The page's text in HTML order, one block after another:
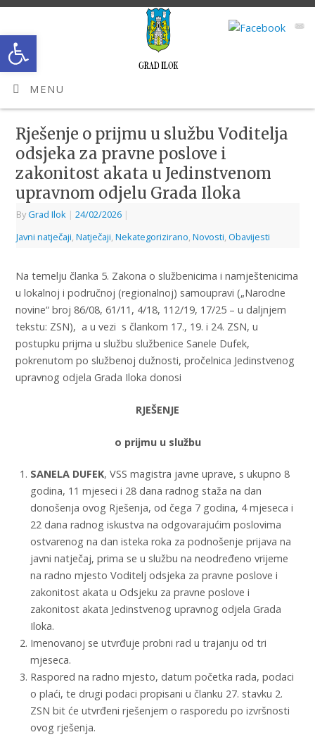
Open toolbar
MENU
Rješenje o prijmu u službu Voditelja
odsjeka za pravne poslove i
zakonitost akata u Jedinstvenom
upravnom odjelu Grada Iloka
ByGrad Ilok | 24/02/2026 |
Javni natječaji Natječaji Nekategorizirano Novosti Obavijesti
Na temelju članka 5. Zakona o službenicima i namještenicima
u lokalnoj i područnoj (regionalnoj) samoupravi („Narodne
novine“ broj 86/08, 61/11, 4/18, 112/19, 17/25 – u daljnjem
tekstu: ZSN), a u vezi s člankom 17., 19. i 24. ZSN, u
postupku prijma u službu službenice Sanele Dufek,
pokrenutom po službenoj dužnosti, pročelnica Jedinstvenog
upravnog odjela Grada Iloka donosi
RJEŠENJE
o prijmu u službu
SANELA DUFEK, VSS magistra javne uprave, s ukupno 8
godina, 11 mjeseci i 28 dana radnog staža na dan
donošenja ovog Rješenja, od čega 7 godina, 4 mjeseca i
22 dana radnog iskustva na odgovarajućim poslovima
ostvarenog na dan isteka roka za podnošenje prijava na
javni natječaj, prima se u službu na neodređeno vrijeme
na radno mjesto Voditelj odsjeka za pravne poslove i
zakonitost akata u Odsjeku za pravne poslove i
zakonitost akata Jedinstvenog upravnog odjela Grada
Iloka.
Imenovanoj se utvrđuje probni rad u trajanju od tri
mjeseca.
Raspored na radno mjesto, datum početka rada, podaci
o plaći, te drugi podaci propisani u članku 27. stavku 2.
ZSN bit će utvrđeni rješenjem o rasporedu po izvršnosti
ovog rješenja.